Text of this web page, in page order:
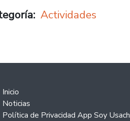
Actividades
2
Inicio
Noticias
Política de Privacidad App Soy Usach